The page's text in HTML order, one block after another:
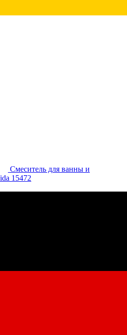
Смеситель для ванны и
15472